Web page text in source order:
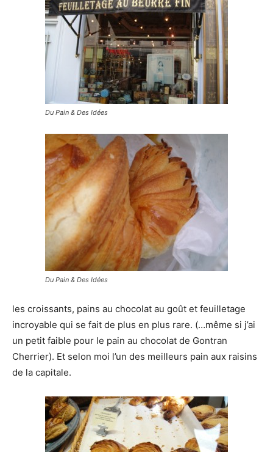
Du Pain & Des Idées
Du Pain & Des Idées
les croissants, pains au chocolat au goût et feuilletage
incroyable qui se fait de plus en plus rare. (…même si j’ai
un petit faible pour le pain au chocolat de Gontran
Cherrier). Et selon moi l’un des meilleurs pain aux raisins
de la capitale.